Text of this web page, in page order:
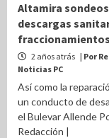
Altamira
descargas
fraccionamientos
2 años atrás | Por
Noticias PC
Así como la
un conducto de
el Bulevar Allende
Redacción |